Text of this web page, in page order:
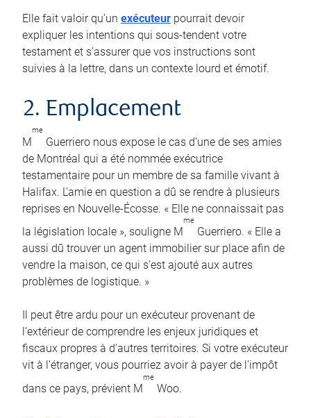
Elle fait valoir qu’un exécuteur pourrait devoir
expliquer les intentions qui sous-tendent votre
testament et s’assurer que vos instructions sont
suivies à la lettre, dans un contexte lourd et émotif.
2. Emplacement
M
me
Guerriero nous expose le cas d’une de ses amies
de Montréal qui a été nommée exécutrice
testamentaire pour un membre de sa famille vivant à
Halifax. L’amie en question a dû se rendre à plusieurs
reprises en Nouvelle-Écosse. « Elle ne connaissait pas
la législation locale », souligne M
me
Guerriero. « Elle a
aussi dû trouver un agent immobilier sur place afin de
vendre la maison, ce qui s’est ajouté aux autres
problèmes de logistique. »
Il peut être ardu pour un exécuteur provenant de
l’extérieur de comprendre les enjeux juridiques et
fiscaux propres à d’autres territoires. Si votre exécuteur
vit à l’étranger, vous pourriez avoir à payer de l’impôt
dans ce pays, prévient M
me
Woo.